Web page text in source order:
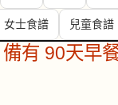
女士食譜 兒童食譜
有 90天早